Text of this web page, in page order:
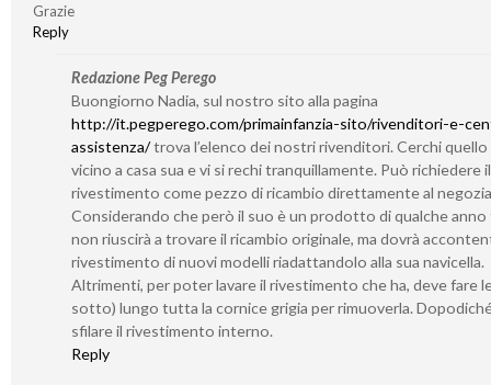
Grazie
Reply
Redazione Peg Perego
Buongiorno Nadia, sul nostro sito alla pagina
http://it.pegperego.com/primainfanzia-sito/rivenditori-e-
assistenza/trova l’elenco dei nostri rivenditori. Cerchi quello
vicino a casa sua e vi si rechi tranquillamente. Può richiedere il
rivestimento come pezzo di ricambio direttamente al
Considerando che però il suo è un prodotto di qualche anno
non riuscirà a trovare il ricambio originale, ma dovrà
rivestimento di nuovi modelli riadattandolo alla sua navicella.
Altrimenti, per poter lavare il rivestimento che ha, deve fare
sotto) lungo tutta la cornice grigia per rimuoverla.
sfilare il rivestimento interno.
Reply